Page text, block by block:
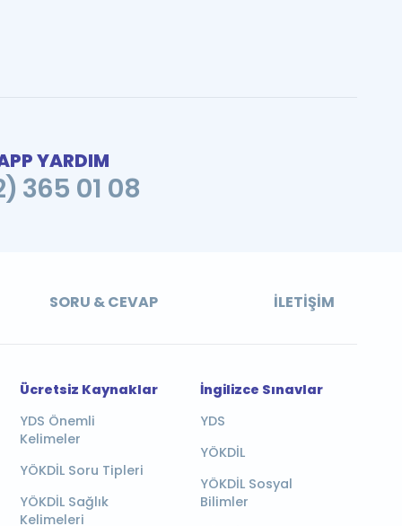
YARDIM
365 01 08
SORU & CEVAP İLETIŞIM
Ücretsiz Kaynaklar
YDS Önemli
Kelimeler
YÖKDİL Soru Tipleri
YÖKDİL Sağlık
Kelimeleri
İngilizce Sınavlar
YDS
YÖKDİL
YÖKDİL Sosyal
Bilimler